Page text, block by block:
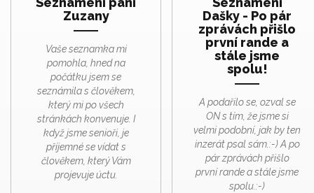
Zuzany
Vaše seznamka mi
pomohla, hned na
počátku jsem se
seznámila s člověkem,
který mi po všech
stránkách konvenuje. I
když jsme senioři, je
příjemné se vídat s
člověkem, který Vám
projevuje úctu.
Dašky - Po pár
zprávách přišlo
první rande a
stále jsme
spolu!
A podařilo se, ozval se
ON s tím, že jsme si
velmi podobní, jak by ten
inzerát psal sám.:-) A po
pár zprávách přišlo
první rande a stále jsme
spolu.:-)